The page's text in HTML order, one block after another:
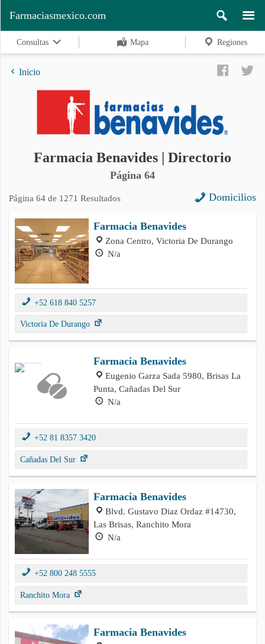
Buscar
Contacto
Farmaciasmexico.com
Consultas Mapa Regiones
Inicio
Farmacia Benavides | Directorio
Página 64
Domicilios
Página 64 de 1271 Resultados
Farmacia Benavides
Zona Centro, Victoria De Durango
N/a
+52 618 840 5257
Victoria De Durango
Farmacia Benavides
Eugenio Garza Sada 5980, Brisas La
Punta, Cañadas Del Sur
N/a
+52 81 8357 3420
Cañadas Del Sur
Farmacia Benavides
Blvd. Gustavo Diaz Ordaz #14730,
Las Brisas, Ranchito Mora
N/a
+52 800 248 5555
Ranchito Mora
Farmacia Benavides